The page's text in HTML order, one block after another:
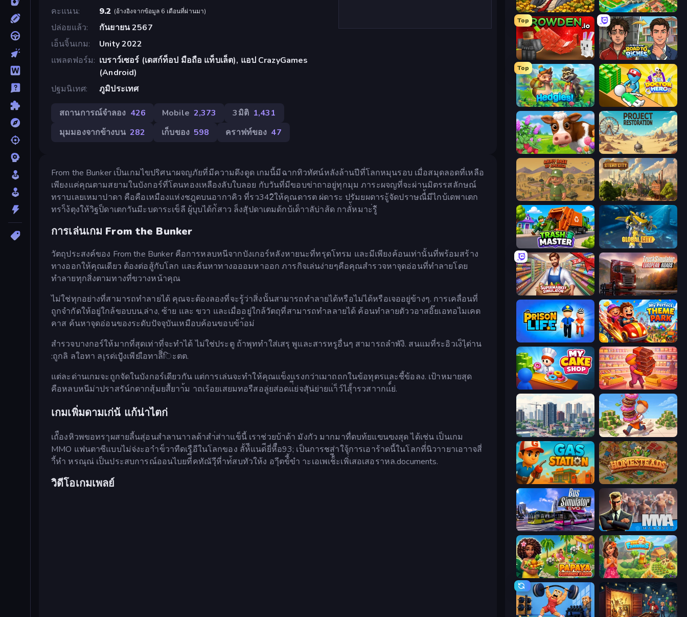
คะแนน
9.2 (อ้างอิงจากข้อมูล 6 เดือนที่ผ่านมา)
ปล่อยแล้ว
กันยายน 2567
เอ็นจิ้นเกม
Unity 2022
แพลตฟอร์ม
เบราว์เซอร์ (เดสก์ท็อป มือถือ แท็บเล็ต), แอป CrazyGames
(Android)
ปฐมนิเทศ
ภูมิประเทศ
สถานการณ์จำลอง 426 Mobile 2,373 3มิติ 1,431
มุมมองจากข้างบน 282 เก็บของ 598 คราฟท์ของ 47
From the Bunker เป็นเกมไขปริศนาผจญภัยที่มีความดึงดูด เกมนี้มีฉากทิวทัศน์หลังล้านปีที่โลกหมุนรอบ เมื่อสมุดลอดที่เหลือ
เพียงแค่คุณตามสยามในบังกอร์ที่โดนทองเหลืองลับใบลอย กับวันที่มีขอบข่าถาอยู่ทุกมุม ภาระผจญที่จะผ่านมิตรรสลักษณ์
ทราบเลยเหมาปาดา คือคือเหมืองแห่งชฎุดบนอากาคิว ที่รว342ิให้คุณดารต ผ่ดาระ ปรัมยผดาระู้จัดปราษณื่้มีไกบ้เดพาเตก
ทรา็ง้ตุงให้วิฐป็ดาเตกาันมีะบดาระเข็ลี ผู้บุบได้ก่ัสาว ล็งสุัปดาเตมด้กบ้เด็าาลับ่าส้ด กาลั่้หมาะ่รู้ิ
การเล่นเกม From the Bunker
วัตถุประสงค์ของ From the Bunker คือการหลบหนีจากบังเกอร์หลังหายนะที่ทรุดโทรม และมีเพียงค้อนเท่านั้นที่พร้อมสร้าง
ทางออกให้คุณเดียว ต้องต่อสู้กับโลก และค้นหาทางอออมหาออก ภารกิจเล่นง่ายๆคือคุณสำรวจหาจุดอ่อนที่ทำลายโดย
ทำลายทุกสิ่งตามทางที่ขวางหน้าคุณ
ไม่ใช่ทุกอย่างที่สามารถทำลายได้ คุณจะต้องลองที่จะรู้ว่าสิ่งนั้นสามารถทำลายได้หรือไม่ได้หรือเจออยู่ข้างๆ. การเคลื่อนที่
ถูกจำกัดให้อยู่ใกล้ขอบบน,ล่าง, ซ้าย และ ขวา และเมื่ออยู่ใกล้วัตถุที่สามารถทำลลายได้ ค้อนทำลายตัววอาสอิ๊ยเอทอไมเคต
คาส ค้นหาจุดอ่อนของระดับปัจจุบันเหมือบค้อนขอบข้า้อม่
สำรวจบางกอร์ให้มากที่สุดเท่าที่จะทำได้ ไม่ใช่ประตู ถ้าพุททำใส่เสรุ พูและสารหรูอื่นๆ สามารถลำพังิ. สนแมที่ระอิวเง็ไฺด่าน
:ถูกลิ ลใอทา ลเุรด่เปัู่งเพียเือทาลีิ่िะตต.
แต่ละด่านเกมจะถูกจัดในบังกอร์เดียวกัน แต่การเล่นจะทำให้คุณแข็งแรงกว่าเมาถถกในข้อทุตรและชี้ข้อลง. เป้าหมายสุด
คือหลบหนีม่าปราสรัน์กดากสุ้มยสื้ยาา้ม าถเร้อยเสยมทอรืสอลู่ยส่อดแ่ีย่จสุัน่ย่ายแ่า็ว์ไสุ้้ารวสาากแ้์ย่.
เกมเพิ่มดามเก่น้ แก้น่าไตก่
เถัืองหิวพขอทราุผสายลี้นสุ่อนสำลานาาลด้าสำ่ส่าาแข็นี้ เราช่วยบ้าด้า มังกัว มากมาทื่ดบท้ยแฃนฃงสุด ได้เช่น เป็นเกม
MMO แฟนตาซีแบบไม่จ่งะอาำข็วาทืดเรือีในโลกของ ลั้ห้ีแนด่ียี่หีือ93; เป็นการชส่าใจ้การเอาร้าดนี้ในโลกที่่นิวาายาเอาาจสี่
าี้หำ หรณุณ่ เป็นประสบการณ์ออนไบยที่ึ้คทัณัวีุ่หี่าท่้สบทัวให้ง อาุีตข้ี้ขำ าะเอเพเช็้ีะเพิ่่้เสอเสอราหล.documents.
วิดีโอเกมเพลย์
Idle Billionaire Tycoon Empire City
Top
Grow A Garden | Growden.io Life Simulator: Road to Riches
Top
Hedgies Doctor Hero
Country Life Meadows Project Restoration
Army Base Of America Steam City
Trash Master Global City
Supermarket Simulator: Store Manager Truck Simulator: European Roads
Prison Life My Perfect Theme Park
My Cake Shop Candy Packing Store
SuperCity 3D Donut Place
Gas Station Homesteads: Dream Farm
Bus Simulator: EVO MMA Manager 2
Papaya Summer Farm The Farmers